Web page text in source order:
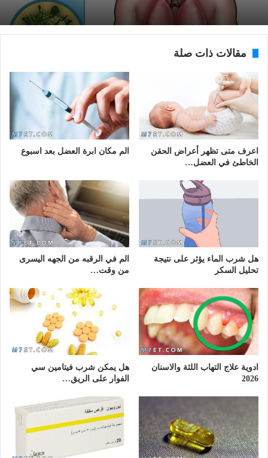
مقالات ذات صلة
اعرف متى تظهر أعراض الحقن
الخاطئ في العضل…
الم مكان ابرة العضل بعد اسبوع
هل شرب الماء يؤثر على نتيجة
تحليل السكر
الم في الرقبه من الجهه اليسرى
من وقت…
ادوية علاج التهاب اللثة والاسنان
2026
هل يمكن شرب فيتامين سي
الفوار على الريق…